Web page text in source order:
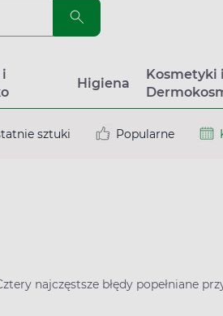
i
Higiena
Kosmetyki i
sztuki Popularne
najczęstsze błędy popełniane